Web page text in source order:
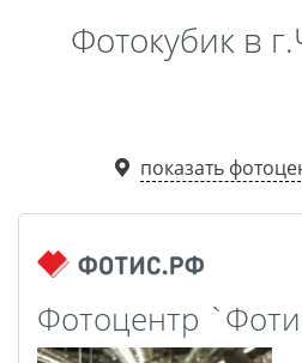
печать
Фото на холсте с
Модульные картины
подрамника
Фотоколлаж
Фотобокс
Фотокубик в
показать
Фотоцентр